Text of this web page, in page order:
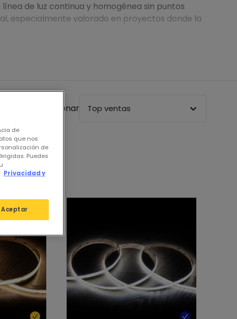
de luz continua y homogénea sin puntos
especialmente valorado en proyectos donde la
Ordenar Top ventas
COB
de
que nos
de
Puedes
Privacidad y
Aceptar